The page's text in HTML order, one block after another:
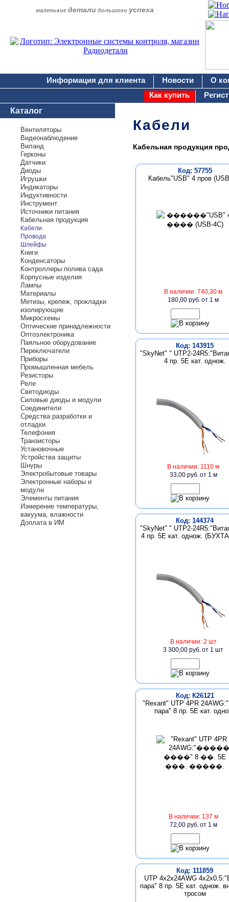
маленькие детали большого успеха
Информация для клиента Новости
О
Как купить
Каталог
Вентиляторы
Видеонаблюдение
Виланд
Герконы
Датчики
Диоды
Игрушки
Индикаторы
Индуктивности
Инструмент
Источники питания
Кабельная продукция
Кабели
Провода
Шлейфы
Книги
Конденсаторы
Контроллеры полива сада
Корпусные изделия
Лампы
Материалы
Метизы, крепеж, прокладки
изолирующие
Микросхемы
Оптические принадлежности
Оптоэлектроника
Паяльное оборудование
Переключатели
Приборы
Промышленная мебель
Резисторы
Реле
Светодиоды
Силовые диоды и модули
Соединители
Средства разработки и
отладки
Телефония
Транзисторы
Установочные
Устройства защиты
Шнуры
Электробытовые товары
Электронные наборы и
модули
Элементы питания
Измерение температуры,
вакуума, влажности
Доплата в ИМ
Кабели
Кабельная продукция
Код: 57755
Кабель"USB" 4 пров
В наличии: 740,30 м
180,00 руб.от 1 м
Код: 143915
"SkyNet" " UTP2-
4 пр. 5Е кат. однож.
В наличии: 1110 м
33,00 руб.от 1 м
Код: 144374
"SkyNet" " UTP2-
4 пр. 5Е кат. однож.
В наличии: 2 шт
3 300,00 руб.от 1 шт
Код: К26121
"Rexant" UTP 4PR
пара" 8 пр. 5E кат.
В наличии: 137 м
72,00 руб.от 1 м
Код: 111859
UTP 4х2х24AWG
пара" 8 пр. 5E кат. однож.
тросом